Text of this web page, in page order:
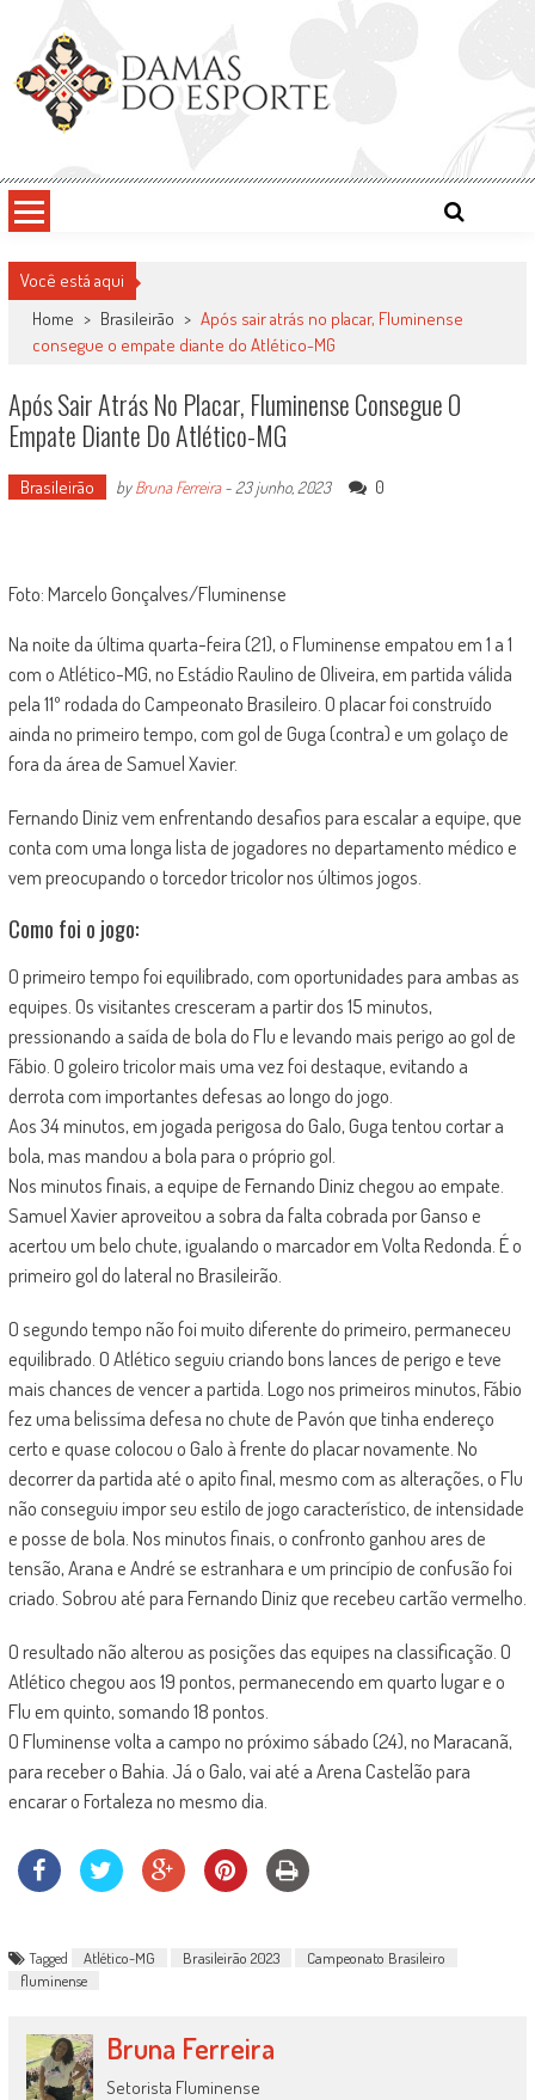
content
Damas do Esporte
Você está aqui
Home > Brasileirão > Após sair atrás no placar, Fluminense
consegue o empate diante do Atlético-MG
Após Sair Atrás No Placar, Fluminense Consegue O
Empate Diante Do Atlético-MG
Brasileirão byBruna Ferreira- 23 junho, 2023 0
Foto: Marcelo Gonçalves/Fluminense
Na noite da última quarta-feira (21), o Fluminense empatou em 1 a 1
com o Atlético-MG, no Estádio Raulino de Oliveira, em partida válida
pela 11º rodada do Campeonato Brasileiro. O placar foi construído
ainda no primeiro tempo, com gol de Guga (contra) e um golaço de
fora da área de Samuel Xavier.
Fernando Diniz vem enfrentando desafios para escalar a equipe, que
conta com uma longa lista de jogadores no departamento médico e
vem preocupando o torcedor tricolor nos últimos jogos.
Como foi o jogo:
O primeiro tempo foi equilibrado, com oportunidades para ambas as
equipes. Os visitantes cresceram a partir dos 15 minutos,
pressionando a saída de bola do Flu e levando mais perigo ao gol de
Fábio. O goleiro tricolor mais uma vez foi destaque, evitando a
derrota com importantes defesas ao longo do jogo.
Aos 34 minutos, em jogada perigosa do Galo, Guga tentou cortar a
bola, mas mandou a bola para o próprio gol.
Nos minutos finais, a equipe de Fernando Diniz chegou ao empate.
Samuel Xavier aproveitou a sobra da falta cobrada por Ganso e
acertou um belo chute, igualando o marcador em Volta Redonda. É o
primeiro gol do lateral no Brasileirão.
O segundo tempo não foi muito diferente do primeiro, permaneceu
equilibrado. O Atlético seguiu criando bons lances de perigo e teve
mais chances de vencer a partida. Logo nos primeiros minutos, Fábio
fez uma belissíma defesa no chute de Pavón que tinha endereço
certo e quase colocou o Galo à frente do placar novamente. No
decorrer da partida até o apito final, mesmo com as alterações, o Flu
não conseguiu impor seu estilo de jogo característico, de intensidade
e posse de bola. Nos minutos finais, o confronto ganhou ares de
tensão, Arana e André se estranhara e um princípio de confusão foi
criado. Sobrou até para Fernando Diniz que recebeu cartão vermelho.
O resultado não alterou as posições das equipes na classificação. O
Atlético chegou aos 19 pontos, permanecendo em quarto lugar e o
Flu em quinto, somando 18 pontos.
O Fluminense volta a campo no próximo sábado (24), no Maracanã,
para receber o Bahia. Já o Galo, vai até a Arena Castelão para
encarar o Fortaleza no mesmo dia.
Tagged Atlético-MG Brasileirão 2023
Campeonato Brasileiro
fluminense
Bruna Ferreira
Setorista Fluminense